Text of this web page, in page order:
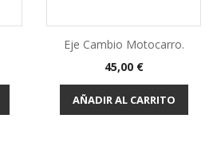
Eje Cambio Motocarro.
Precio
45,00 €
AÑADIR AL CARRITO